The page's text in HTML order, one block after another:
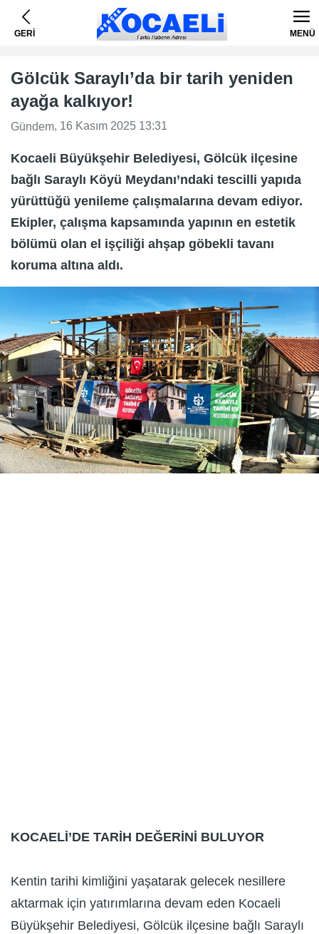
GERİ MENÜ
Gölcük Saraylı’da bir tarih yeniden
ayağa kalkıyor!
Gündem, 16 Kasım 2025 13:31
Kocaeli Büyükşehir Belediyesi, Gölcük ilçesine
bağlı Saraylı Köyü Meydanı’ndaki tescilli yapıda
yürüttüğü yenileme çalışmalarına devam ediyor.
Ekipler, çalışma kapsamında yapının en estetik
bölümü olan el işçiliği ahşap göbekli tavanı
koruma altına aldı.
KOCAELİ’DE TARİH DEĞERİNİ BULUYOR
Kentin tarihi kimliğini yaşatarak gelecek nesillere
aktarmak için yatırımlarına devam eden Kocaeli
Büyükşehir Belediyesi, Gölcük ilçesine bağlı Saraylı